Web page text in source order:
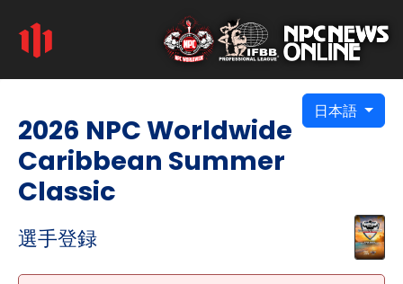
日本語
2026 NPC Worldwide
Caribbean Summer
Classic
選手登録